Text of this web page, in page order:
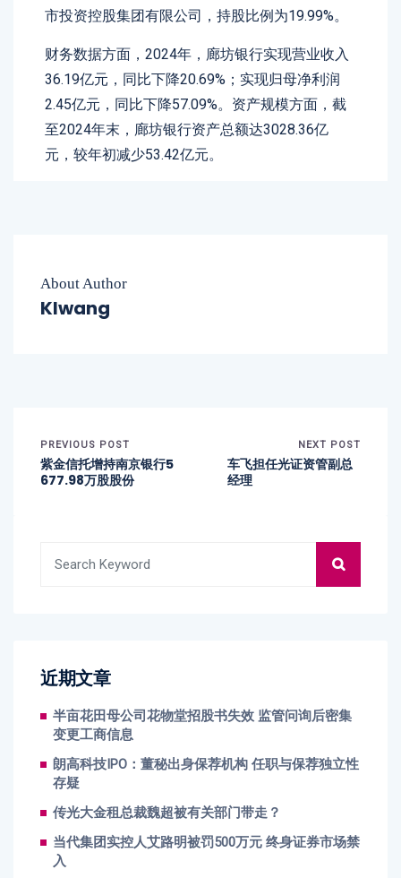
市投资控股集团有限公司，持股比例为19.99%。
财务数据方面，2024年，廊坊银行实现营业收入
36.19亿元，同比下降20.69%；实现归母净利润
2.45亿元，同比下降57.09%。资产规模方面，截
至2024年末，廊坊银行资产总额达3028.36亿
元，较年初减少53.42亿元。
About Author
Klwang
PREVIOUS POST
紫金信托增持南京银行5
677.98万股股份
NEXT POST
车飞担任光证资管副总
经理
近期文章
半亩花田母公司花物堂招股书失效 监管问询后密集
变更工商信息
朗高科技IPO：董秘出身保荐机构 任职与保荐独立性
存疑
传光大金租总裁魏超被有关部门带走？
当代集团实控人艾路明被罚500万元 终身证券市场禁
入